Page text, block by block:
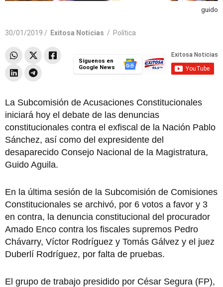
guido
30/01/2019 / Exitosa Noticias / Política
Síguenos en
Google News
La Subcomisión de Acusaciones Constitucionales
iniciará hoy el debate de las denuncias
constitucionales contra el exfiscal de la Nación Pablo
Sánchez, así como del expresidente del
desaparecido Consejo Nacional de la Magistratura,
Guido Aguila.
En la última sesión de la Subcomisión de Comisiones
Constitucionales se archivó, por 6 votos a favor y 3
en contra, la denuncia constitucional del procurador
Amado Enco contra los fiscales supremos Pedro
Chávarry, Víctor Rodríguez y Tomás Gálvez y el juez
Duberlí Rodríguez, por falta de pruebas.
El grupo de trabajo presidido por César Segura (FP),